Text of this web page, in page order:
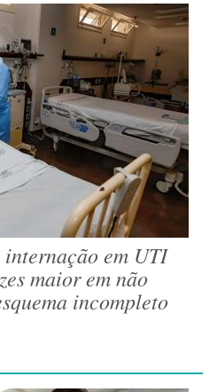
em UTI
maior em não
incompleto